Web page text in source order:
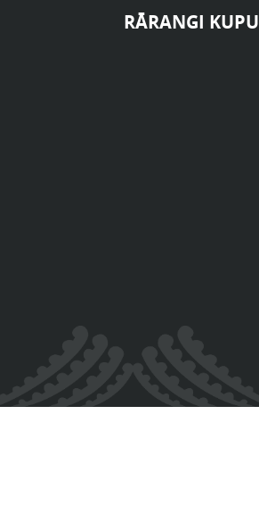
RĀRANGI KUPU